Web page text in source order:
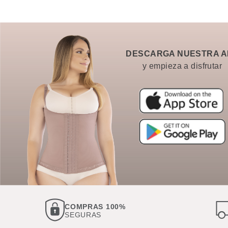
DESCARGA NUESTRA
y empieza a disfrutar
COMPRAS 100%
SEGURAS